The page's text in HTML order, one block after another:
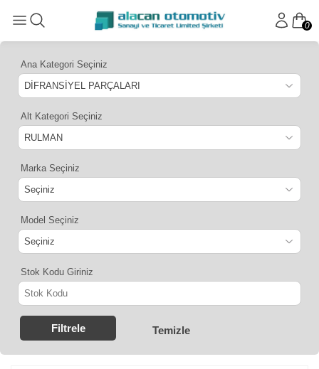
0
Ana Kategori Seçiniz
Alt Kategori Seçiniz
Marka Seçiniz
Model Seçiniz
Stok Kodu Giriniz
Filtrele Temizle